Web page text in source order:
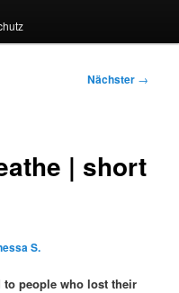
Nächster →
| short
S.
people who lost their